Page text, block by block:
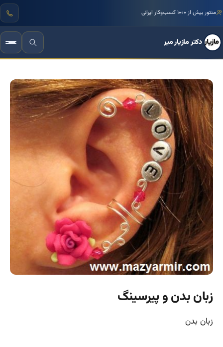
منتور بیش از ۱۰۰۰ کسب‌وکار ایرانی
دکتر مازیار میر
زبان بدن و پیرسینگ
زبان بدن